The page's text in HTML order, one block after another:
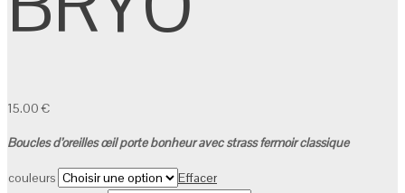
15.00€
Boucles d’oreilles œil porte bonheur avec strass fermoir classique
couleurs
Effacer